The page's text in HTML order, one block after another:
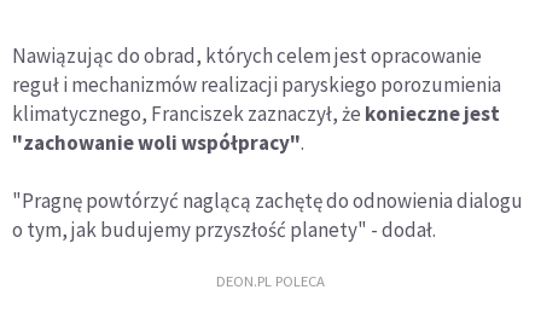
Nawiązując do obrad, których celem jest opracowanie
reguł i mechanizmów realizacji paryskiego porozumienia
klimatycznego, Franciszek zaznaczył, że konieczne jest
"zachowanie woli współpracy".
"Pragnę powtórzyć naglącą zachętę do odnowienia dialogu
o tym, jak budujemy przyszłość planety" - dodał.
DEON.PL POLECA